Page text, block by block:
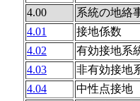
4.00
系統の地絡
4.01
接地係数
4.02
有効接地系
4.03
非有効接地
4.04
中性点接地